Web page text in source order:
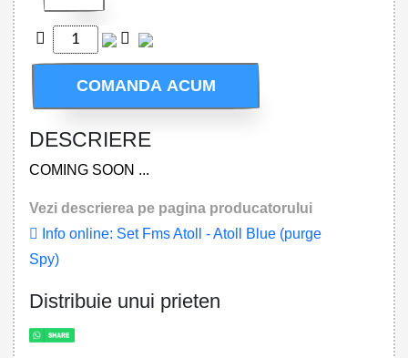
COMANDA ACUM
DESCRIERE
COMING SOON ...
Vezi descrierea pe pagina producatorului
Info online: Set Fms Atoll - Atoll Blue (purge
Spy)
Distribuie unui prieten